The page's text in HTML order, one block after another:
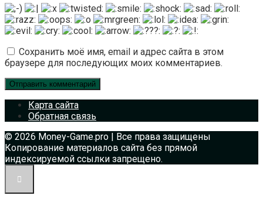
Сохранить моё имя, email и адрес сайта в этом
браузере для последующих моих комментариев.
Карта сайта
Обратная связь
© 2026 Money-Game.pro | Все права защищены
Копирование материалов сайта без прямой
индексируемой ссылки запрещено.